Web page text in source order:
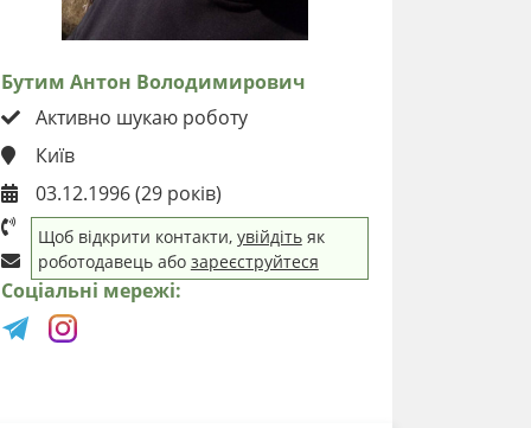
Бутим Антон Володимирович
Активно шукаю роботу
Київ
03.12.1996 (29 років)
Щоб відкрити контакти, увійдітьяк
роботодавець або зареєструйтеся
Соціальні мережі: